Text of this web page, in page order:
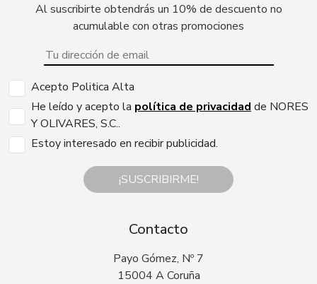
Al suscribirte obtendrás un 10% de descuento no
acumulable con otras promociones
Acepto Politica Alta
He leído y acepto la política de privacidad de NORES
Y OLIVARES, S.C..
Estoy interesado en recibir publicidad.
¡SUSCRIBIRME!
Contacto
Payo Gómez, Nº 7
15004 A Coruña